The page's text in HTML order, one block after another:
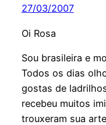
27/03/2007
Oi Rosa
Sou brasileira e
Todos os dias
gostas de
recebeu muitos
trouxeram sua